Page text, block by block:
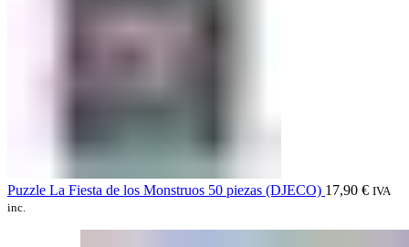
Puzzle La Fiesta de los Monstruos 50 piezas (DJECO) 17,90 € IVA
inc.